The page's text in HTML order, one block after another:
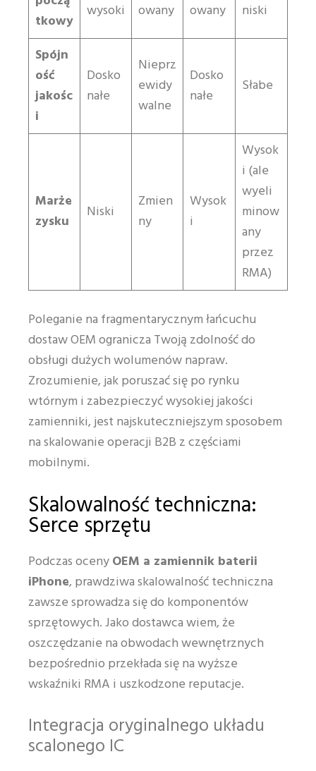
tkowy
wysoki
owany
owany
niski
Spójn
ość
jakośc
i
Dosko
nałe
Nieprz
ewidy
walne
Dosko
nałe
Słabe
Marże
zysku
Niski
Zmien
ny
Wysok
i
Wysok
i (ale
wyeli
minow
any
przez
RMA)
Poleganie na fragmentarycznym łańcuchu
dostaw OEM ogranicza Twoją zdolność do
obsługi dużych wolumenów napraw.
Zrozumienie, jak poruszać się po rynku
wtórnym i zabezpieczyć wysokiej jakości
zamienniki, jest najskuteczniejszym sposobem
na skalowanie operacji B2B z częściami
mobilnymi.
Skalowalność techniczna:
Serce sprzętu
Podczas ocenyOEM a zamiennik baterii
iPhone, prawdziwa skalowalność techniczna
zawsze sprowadza się do komponentów
sprzętowych. Jako dostawca wiem, że
oszczędzanie na obwodach wewnętrznych
bezpośrednio przekłada się na wyższe
wskaźniki RMA i uszkodzone reputacje.
Integracja oryginalnego układu
scalonego IC